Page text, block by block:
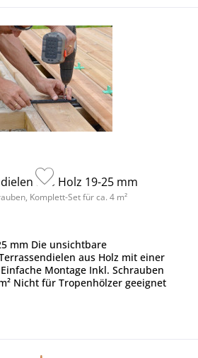
aus Holz 19-25 mm
Komplett-Set für ca. 4 m²
mm Die unsichtbare
aus Holz mit einer
Montage Inkl. Schrauben
Nicht für Tropenhölzer geeignet